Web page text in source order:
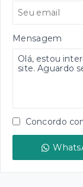
Mensagem
Concordo